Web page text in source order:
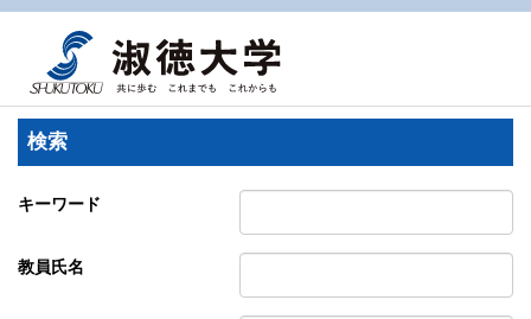
検索
キーワード
教員氏名